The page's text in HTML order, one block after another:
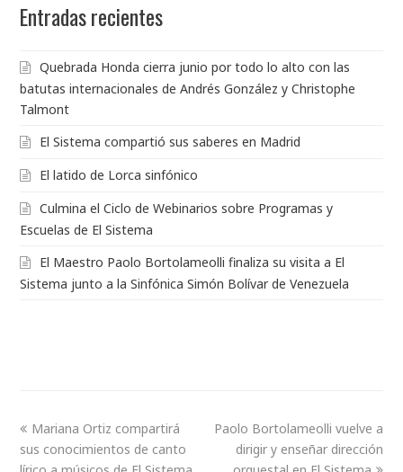
Entradas recientes
Quebrada Honda cierra junio por todo lo alto con las
batutas internacionales de Andrés González y Christophe
Talmont
El Sistema compartió sus saberes en Madrid
El latido de Lorca sinfónico
Culmina el Ciclo de Webinarios sobre Programas y
Escuelas de El Sistema
El Maestro Paolo Bortolameolli finaliza su visita a El
Sistema junto a la Sinfónica Simón Bolívar de Venezuela
Mariana Ortiz compartirá
sus conocimientos de canto
Paolo Bortolameolli vuelve a
dirigir y enseñar dirección